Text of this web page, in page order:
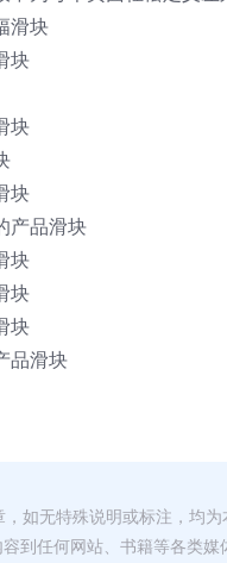
滑块
块
块
块
产品滑块
块
块
块
品滑块
，如无特殊说明或标注，均
到任何网站、书籍等各类